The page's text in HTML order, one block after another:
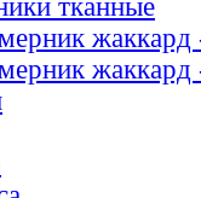
тканные